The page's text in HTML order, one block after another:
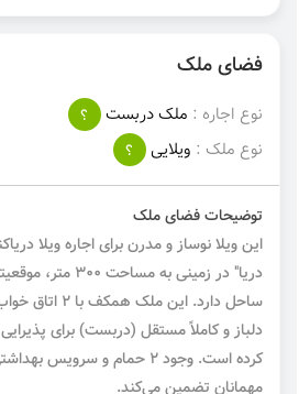
فضای ملک
نوع اجاره : ملک دربست
؟
نوع ملک : ویلایی ؟
توضیحات فضای ملک
این ویلا نوساز و مدرن برای اجاره ویلا
دریا" در زمینی به
کرده است. وجود ۲ حمام و
مهمانان تضمین می‌کند.